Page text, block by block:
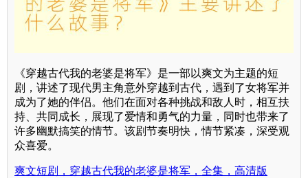
《穿越古代我的老婆是将军》是一部以爽文为主题的短
剧，讲述了现代男主角意外穿越到古代，遇到了女将军并
成为了她的伴侣。他们在面对各种挑战和敌人时，相互扶
持、共同成长，展现了爱情和勇气的力量，同时也带来了
许多幽默搞笑的情节。该剧节奏明快，情节紧凑，深受观
众喜爱。
爽文短剧，穿越古代我的老婆是将军，全集，高清版